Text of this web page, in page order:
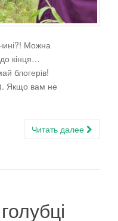
Можна
кінця…
блогерів!
Якщо вам не
Читать далее